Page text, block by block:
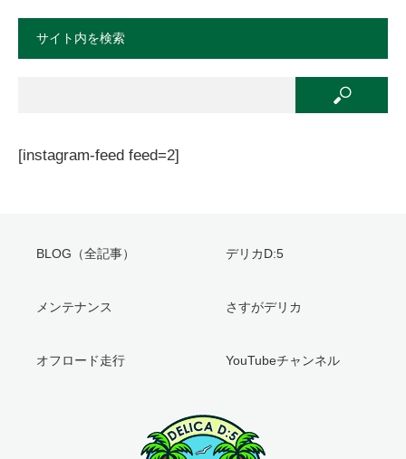
サイト内を検索
[instagram-feed feed=2]
BLOG（全記事） デリカD:5
メンテナンス さすがデリカ
オフロード走行 YouTubeチャンネル